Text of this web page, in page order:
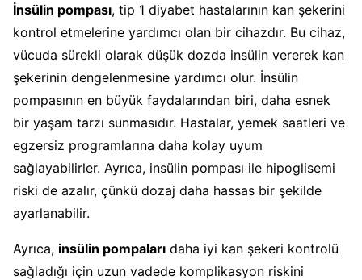
İnsülin pompası, tip 1 diyabet hastalarının kan şekerini
kontrol etmelerine yardımcı olan bir cihazdır. Bu cihaz,
vücuda sürekli olarak düşük dozda insülin vererek kan
şekerinin dengelenmesine yardımcı olur. İnsülin
pompasının en büyük faydalarından biri, daha esnek
bir yaşam tarzı sunmasıdır. Hastalar, yemek saatleri ve
egzersiz programlarına daha kolay uyum
sağlayabilirler. Ayrıca, insülin pompası ile hipoglisemi
riski de azalır, çünkü dozaj daha hassas bir şekilde
ayarlanabilir.
Ayrıca, insülin pompaları daha iyi kan şekeri kontrolü
sağladığı için uzun vadede komplikasyon riskini